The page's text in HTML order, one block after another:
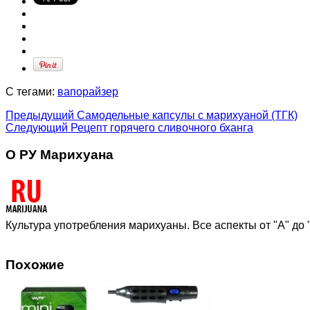
С тегами: вапорайзер
Предыдущий Самодельные капсулы с марихуаной (ТГК)
Следующий Рецепт горячего сливочного бханга
О РУ Марихуана
Культура употребления марихуаны. Все аспекты от "А" до
Похожие